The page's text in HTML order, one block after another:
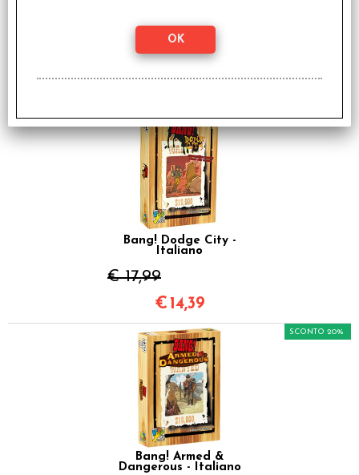
Bang! The Dice Game -
Italiano
€ 17,99
Bang! Dodge City -
Italiano
€ 17,99
€ 14,39
Bang! Armed &
Dangerous - Italiano
SCONTO 20%